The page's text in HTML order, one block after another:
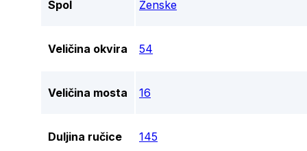
Spol Ženske
Veličina okvira 54
Veličina mosta 16
Duljina ručice 145